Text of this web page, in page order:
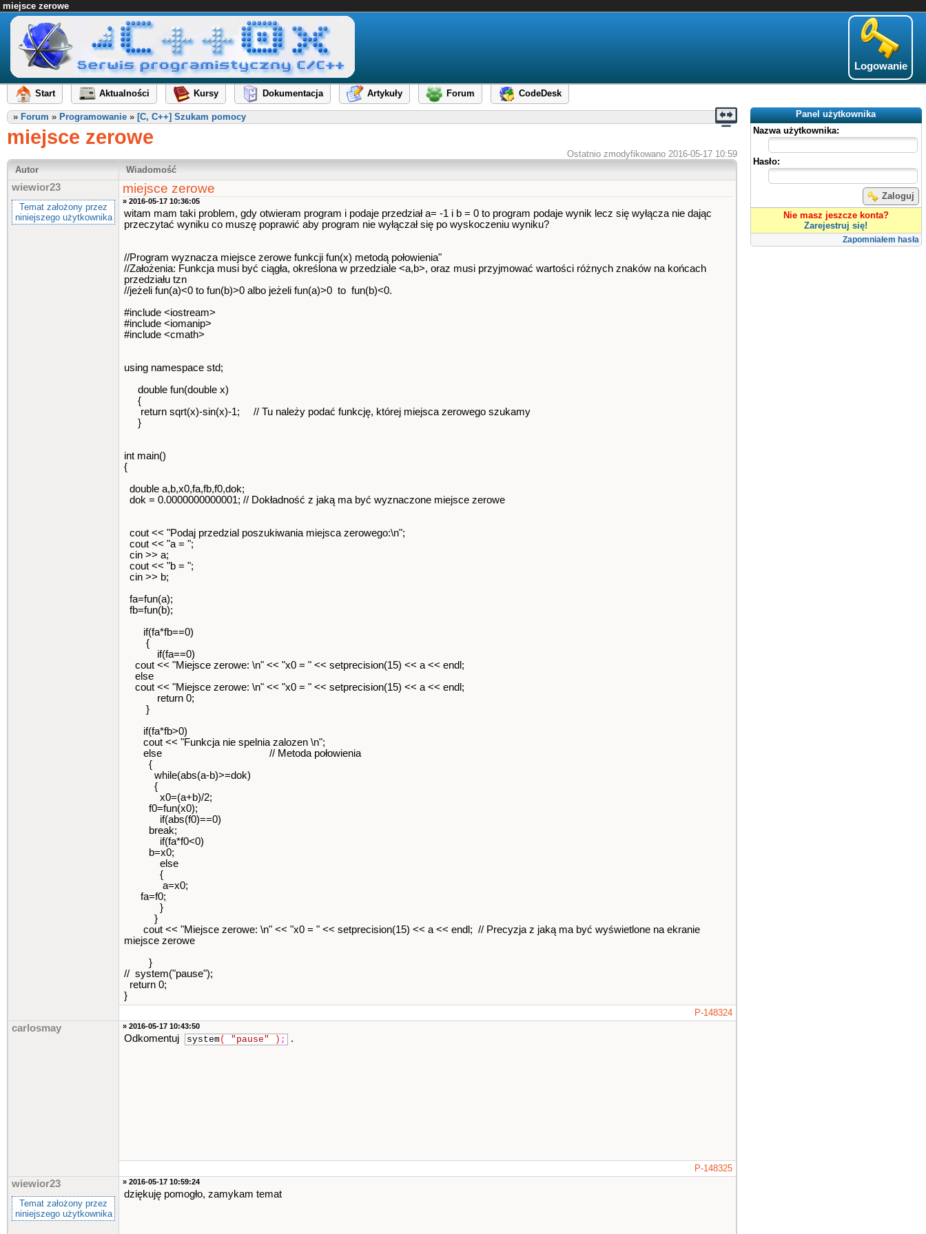
miejsce zerowe
Logowanie
Start Aktualności Kursy Dokumentacja Artykuły Forum
CodeDesk
Panel użytkownika
Nazwa użytkownika:
Hasło:
Zaloguj
Nie masz jeszcze konta?
Zarejestruj się!
Zapomniałem hasła
» Forum » Programowanie » [C, C++] Szukam pomocy
miejsce zerowe
Ostatnio zmodyfikowano 2016-05-17 10:59
Autor
Wiadomość
wiewior23
Temat założony przez
niniejszego użytkownika
miejsce zerowe
» 2016-05-17 10:36:05
witam mam taki problem, gdy otwieram program i podaje przedział a= -1 i b = 0 to program podaje wynik lecz się wyłącza nie dając
przeczytać wyniku co muszę poprawić aby program nie wyłączał się po wyskoczeniu wyniku?
//Program wyznacza miejsce zerowe funkcji fun(x) metodą połowienia"
//Założenia: Funkcja musi być ciągła, określona w przedziale <a,b>, oraz musi przyjmować wartości różnych znaków na końcach
przedziału tzn
//jeżeli fun(a)<0 to fun(b)>0 albo jeżeli fun(a)>0 to fun(b)<0.
#include <iostream>
#include <iomanip>
#include <cmath>
using namespace std;
double fun(double x)
{
return sqrt(x)-sin(x)-1; // Tu należy podać funkcję, której miejsca zerowego szukamy
}
int main()
{
double a,b,x0,fa,fb,f0,dok;
dok = 0.0000000000001; // Dokładność z jaką ma być wyznaczone miejsce zerowe
cout << "Podaj przedzial poszukiwania miejsca zerowego:\n";
cout << "a = ";
cin >> a;
cout << "b = ";
cin >> b;
fa=fun(a);
fb=fun(b);
if(fa*fb==0)
{
if(fa==0)
cout << "Miejsce zerowe: \n" << "x0 = " << setprecision(15) << a << endl;
else
cout << "Miejsce zerowe: \n" << "x0 = " << setprecision(15) << a << endl;
return 0;
}
if(fa*fb>0)
cout << "Funkcja nie spelnia zalozen \n";
else // Metoda połowienia
{
while(abs(a-b)>=dok)
{
x0=(a+b)/2;
f0=fun(x0);
if(abs(f0)==0)
break;
if(fa*f0<0)
b=x0;
else
{
a=x0;
fa=f0;
}
}
cout << "Miejsce zerowe: \n" << "x0 = " << setprecision(15) << a << endl; // Precyzja z jaką ma być wyświetlone na ekranie
miejsce zerowe
}
// system("pause");
return 0;
}
P-148324
carlosmay » 2016-05-17 10:43:50
Odkomentuj system( "pause" ) ; .
P-148325
wiewior23
Temat założony przez
niniejszego użytkownika
» 2016-05-17 10:59:24
dziękuję pomogło, zamykam temat